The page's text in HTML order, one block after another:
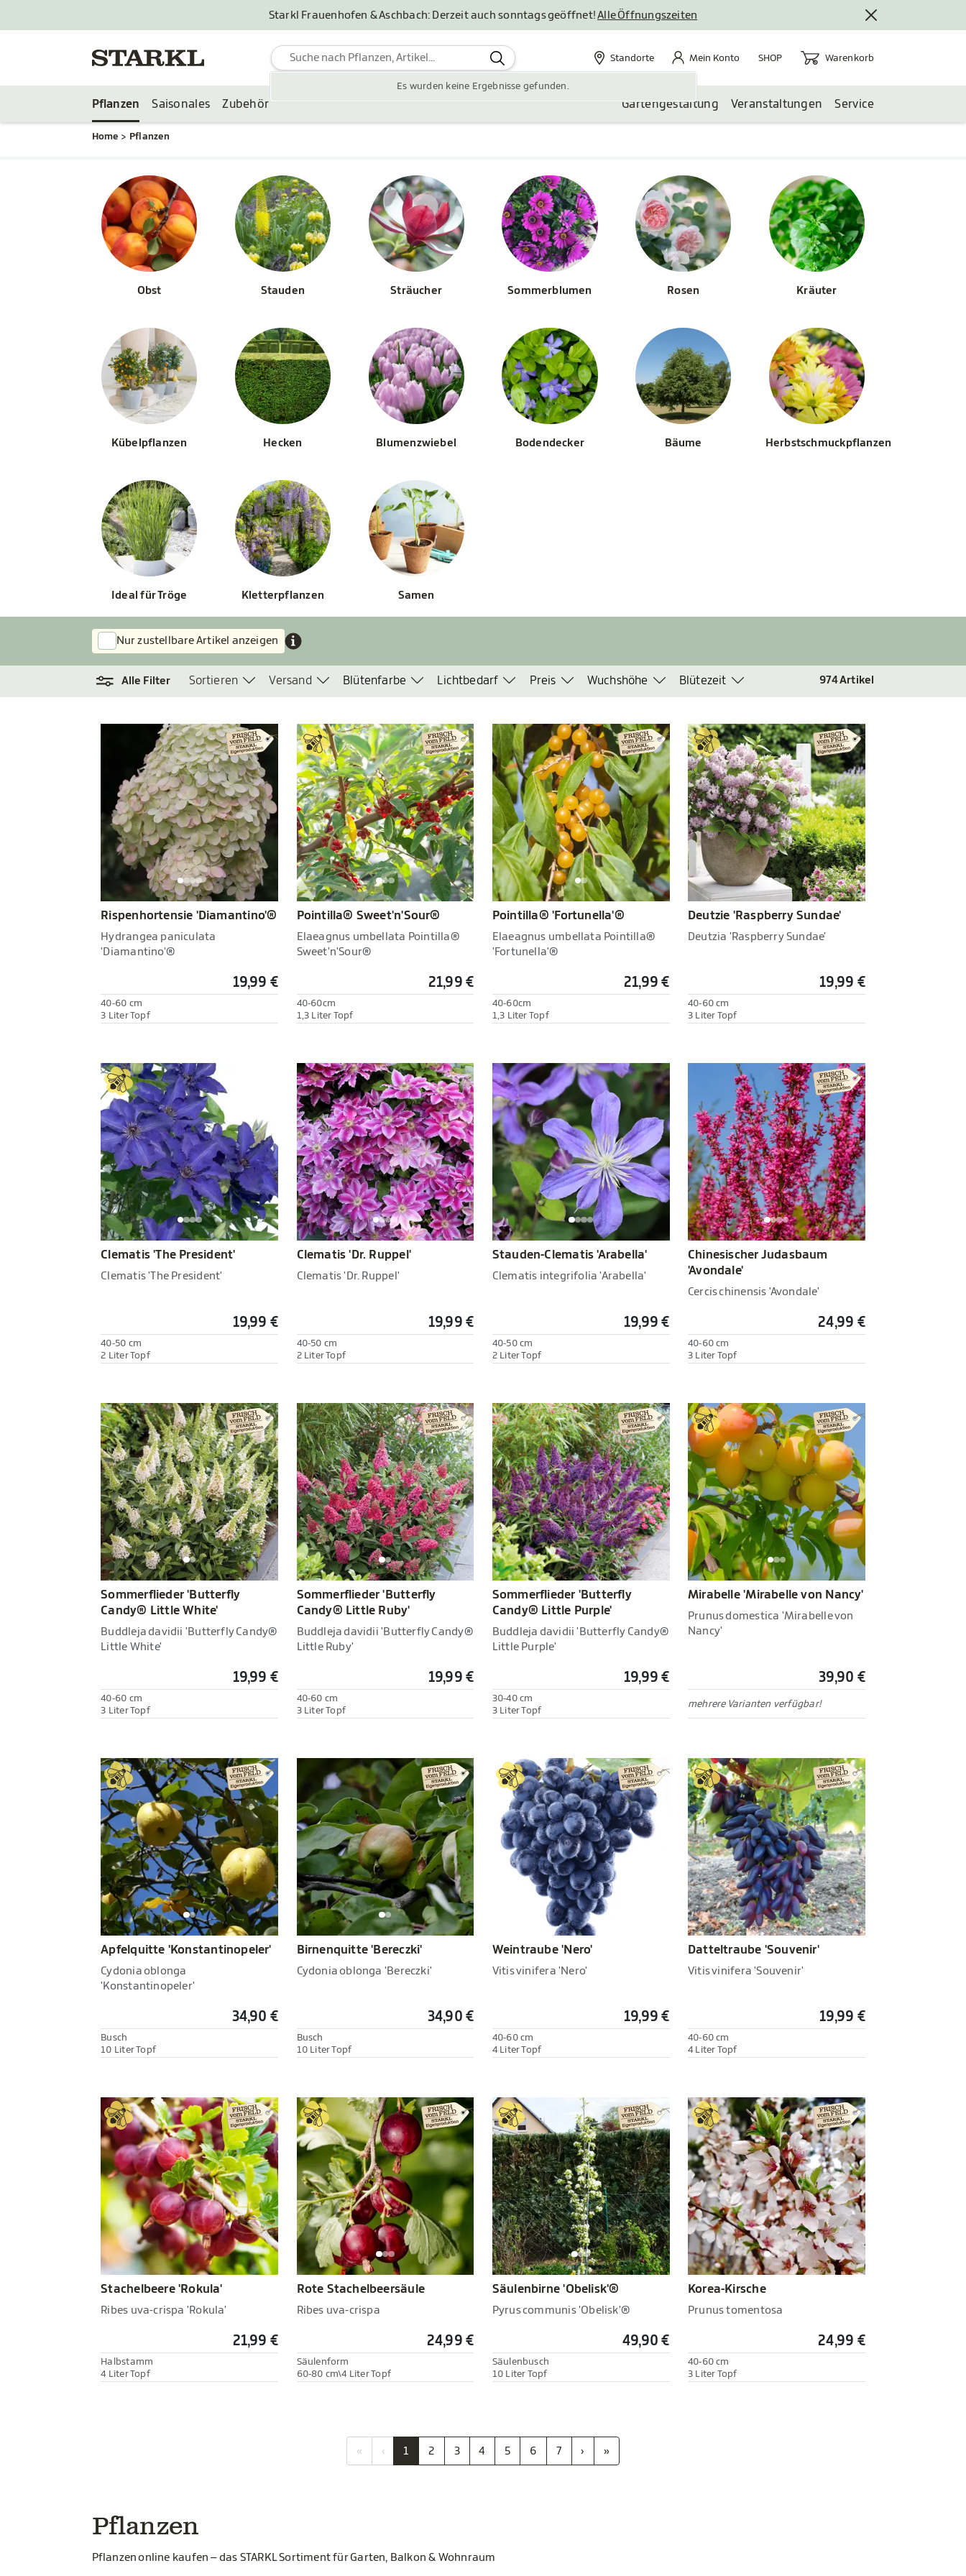
Starkl Frauenhofen & Aschbach: Derzeit auch sonntags geöffnet!Alle Öffnungszeiten
Es wurden keine Ergebnisse gefunden.
Standorte
Standorte Mein Konto
Mein Konto SHOP Warenkorb
Warenkorb
Pflanzen Saisonales Zubehör Gartengestaltung Veranstaltungen Service
Home Pflanzen
Obst Stauden Sträucher Sommerblumen Rosen Kräuter
Kübelpflanzen Hecken Blumenzwiebel Bodendecker Bäume Herbstschmuckpflanzen
Ideal für Tröge Kletterpflanzen Samen
Nur zustellbare Artikel anzeigen
Alle Filter Sortieren Versand Blütenfarbe Lichtbedarf Preis Wuchshöhe Blütezeit 974Artikel
Rispenhortensie 'Diamantino'®
Hydrangea paniculata
'Diamantino'®
19,99 €
40-60 cm
3 Liter Topf
Pointilla® Sweet'n'Sour®
Elaeagnus umbellata Pointilla®
Sweet'n'Sour®
21,99 €
40-60cm
1,3 Liter Topf
Pointilla® 'Fortunella'®
Elaeagnus umbellata Pointilla®
'Fortunella'®
21,99 €
40-60cm
1,3 Liter Topf
Deutzie 'Raspberry Sundae'
Deutzia 'Raspberry Sundae'
19,99 €
40-60 cm
3 Liter Topf
Clematis 'The President'
Clematis 'The President'
19,99 €
40-50 cm
2 Liter Topf
Clematis 'Dr. Ruppel'
Clematis 'Dr. Ruppel'
19,99 €
40-50 cm
2 Liter Topf
Stauden-Clematis 'Arabella'
Clematis integrifolia 'Arabella'
19,99 €
40-50 cm
2 Liter Topf
Chinesischer Judasbaum
'Avondale'
Cercis chinensis 'Avondale'
24,99 €
40-60 cm
3 Liter Topf
Sommerflieder 'Butterfly
Candy® Little White'
Buddleja davidii 'Butterfly Candy®
Little White'
19,99 €
40-60 cm
3 Liter Topf
Sommerflieder 'Butterfly
Candy® Little Ruby'
Buddleja davidii 'Butterfly Candy®
Little Ruby'
19,99 €
40-60 cm
3 Liter Topf
Sommerflieder 'Butterfly
Candy® Little Purple'
Buddleja davidii 'Butterfly Candy®
Little Purple'
19,99 €
30-40 cm
3 Liter Topf
Mirabelle 'Mirabelle von Nancy'
Prunus domestica 'Mirabelle von
Nancy'
39,90 €
mehrere Varianten verfügbar!
Apfelquitte 'Konstantinopeler'
Cydonia oblonga
'Konstantinopeler'
34,90 €
Busch
10 Liter Topf
Birnenquitte 'Bereczki'
Cydonia oblonga 'Bereczki'
34,90 €
Busch
10 Liter Topf
Weintraube 'Nero'
Vitis vinifera 'Nero'
19,99 €
40-60 cm
4 Liter Topf
Datteltraube 'Souvenir'
Vitis vinifera 'Souvenir'
19,99 €
40-60 cm
4 Liter Topf
Stachelbeere 'Rokula'
Ribes uva-crispa 'Rokula'
21,99 €
Halbstamm
4 Liter Topf
Rote Stachelbeersäule
Ribes uva-crispa
24,99 €
Säulenform
60-80 cm\4 Liter Topf
Säulenbirne 'Obelisk'®
Pyrus communis 'Obelisk'®
49,90 €
Säulenbusch
10 Liter Topf
Korea-Kirsche
Prunus tomentosa
24,99 €
40-60 cm
3 Liter Topf
« ‹ 1 2 3 4 5 6 7 › »
Pflanzen
Pflanzen online kaufen – das STARKL Sortiment für Garten, Balkon & Wohnraum